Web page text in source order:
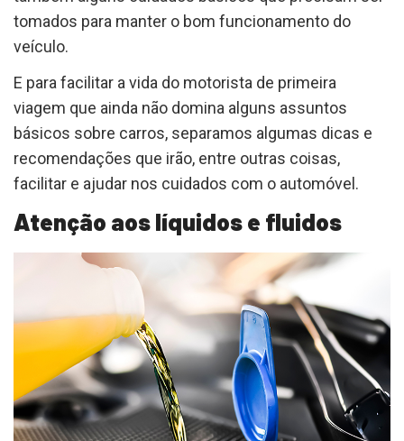
tomados para manter o bom funcionamento do
veículo.
E para facilitar a vida do motorista de primeira
viagem que ainda não domina alguns assuntos
básicos sobre carros, separamos algumas dicas e
recomendações que irão, entre outras coisas,
facilitar e ajudar nos cuidados com o automóvel.
Atenção aos líquidos e fluidos